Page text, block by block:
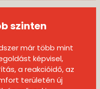
szinten
már több mint
képvisel,
a reakcióidő, az
területén új